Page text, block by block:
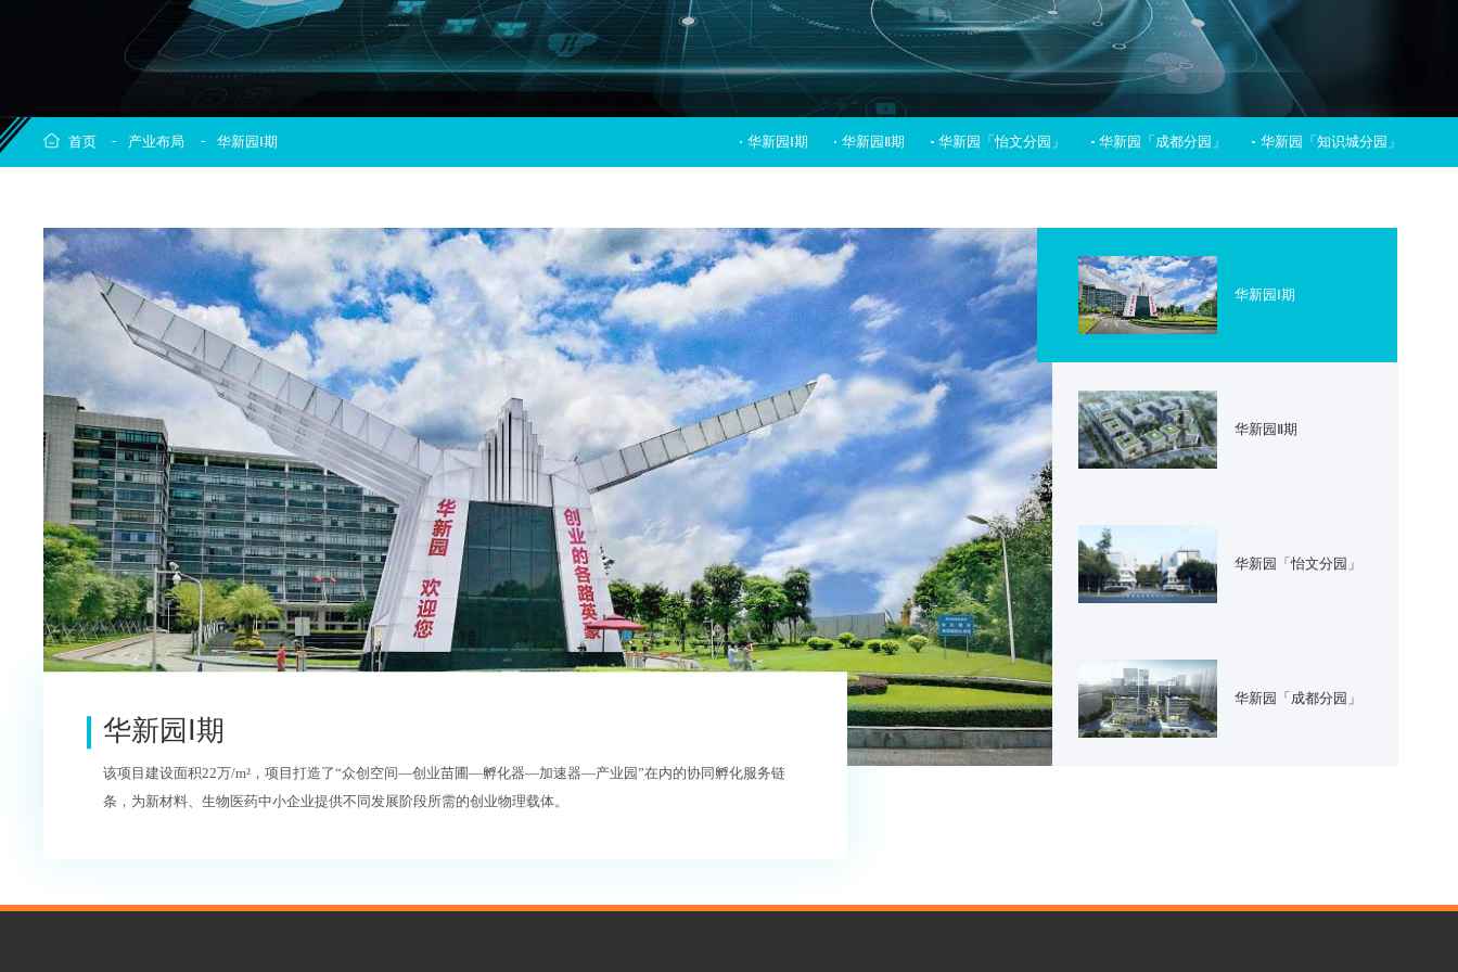
首页 - 产业布局 - 华新园Ⅰ期 华新园Ⅰ期 华新园Ⅱ期 华新园「怡文分园」 华新园「成都分园」 华新园「知识城分园」
华新园Ⅰ期
华新园Ⅱ期
华新园「怡文分园」
华新园「成都分园」
华新园Ⅰ期
该项目建设面积22万/m²，项目打造了“众创空间—创业苗圃—孵化器—加速器—产业园”在内的协同孵化服务链
条，为新材料、生物医药中小企业提供不同发展阶段所需的创业物理载体。